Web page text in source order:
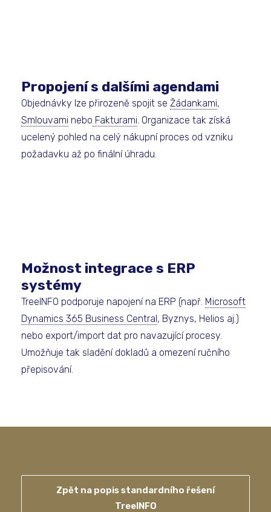
Propojení s dalšími agendami
Objednávky lze přirozeně spojit se Žádankami,
Smlouvami nebo Fakturami. Organizace tak získá
ucelený pohled na celý nákupní proces od vzniku
požadavku až po finální úhradu.
Možnost integrace s ERP
systémy
TreeINFO podporuje napojení na ERP (např. Microsoft
Dynamics 365 Business Central, Byznys, Helios aj.)
nebo export/import dat pro navazující procesy.
Umožňuje tak sladění dokladů a omezení ručního
přepisování.
Zpět na popis standardního řešení
TreeINFO